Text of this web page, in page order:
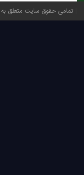
تمامی حقوق سایت متعلق